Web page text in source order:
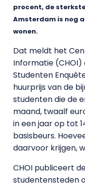
procent, de
Amsterdam is nog
wonen.
Dat meldt het
Informatie (CHOI)
Studenten
huurprijs van de
studenten die de
maand, twaalf
in een jaar op tot
basisbeurs.
daarvoor krijgen,
CHOI publiceert
studentensteden